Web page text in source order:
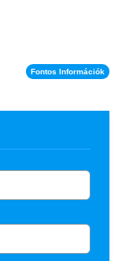
Fontos Információk